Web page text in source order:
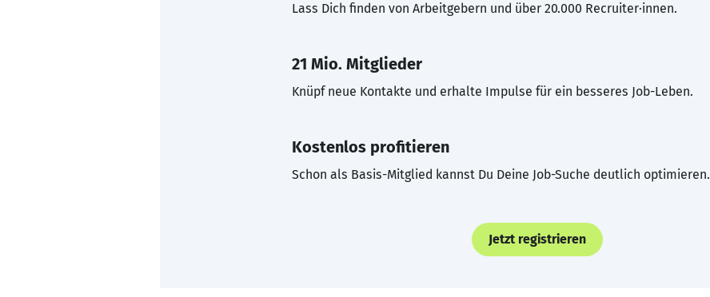
Lass Dich finden von Arbeitgebern und über 20.000 Recruiter·innen.
21 Mio. Mitglieder
Knüpf neue Kontakte und erhalte Impulse für ein besseres Job-Leben.
Kostenlos profitieren
Schon als Basis-Mitglied kannst Du Deine Job-Suche deutlich optimieren.
Jetzt registrieren